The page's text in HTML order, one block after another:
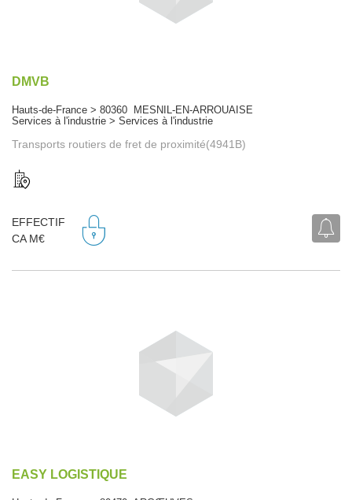
DMVB
Hauts-de-France > 80360 MESNIL-EN-ARROUAISE
Services à l'industrie > Services à l'industrie
Transports routiers de fret de proximité(4941B)
EFFECTIF
CA M€
EASY LOGISTIQUE